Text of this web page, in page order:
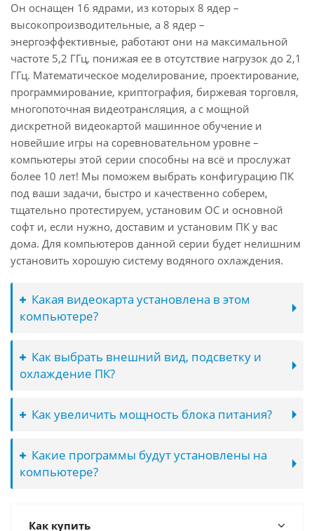
Он оснащен 16 ядрами, из которых 8 ядер –
высокопроизводительные, а 8 ядер –
энергоэффективные, работают они на максимальной
частоте 5,2 ГГц, понижая ее в отсутствие нагрузок до 2,1
ГГц. Математическое моделирование, проектирование,
программирование, криптография, биржевая торговля,
многопоточная видеотрансляция, а с мощной
дискретной видеокартой машинное обучение и
новейшие игры на соревновательном уровне –
компьютеры этой серии способны на всё и прослужат
более 10 лет! Мы поможем выбрать конфигурацию ПК
под ваши задачи, быстро и качественно соберем,
тщательно протестируем, установим ОС и основной
софт и, если нужно, доставим и установим ПК у вас
дома. Для компьютеров данной серии будет нелишним
установить хорошую систему водяного охлаждения.
Какая видеокарта установлена в этом
компьютере?
Как выбрать внешний вид, подсветку и
охлаждение ПК?
Как увеличить мощность блока питания?
Какие программы будут установлены на
компьютере?
Как купить